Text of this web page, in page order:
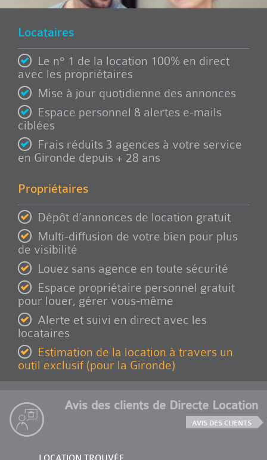
Locataires
Le n° 1 de la location 100% en direct
avec les propriétaires
Mise à jour quotidienne des annonces
Espace personnel & alertes e-mails
ciblées
Frais réduits 3 agences à votre service
en Gironde depuis + 28 ans
Propriétaires
Dépôt d’annonces de location gratuit
Multi-diffusion de votre bien pour plus
de visibilité
Louez sans agence en toute sécurité
Espace propriétaire personnel gratuit
pour louer, gérer vous-même
Alerte et suivi en direct avec les
locataires
Estimation de la location à travers un
outil exclusif (pour la Gironde)
Avis des clients de Directe Location
AVIS DES CLIENTS